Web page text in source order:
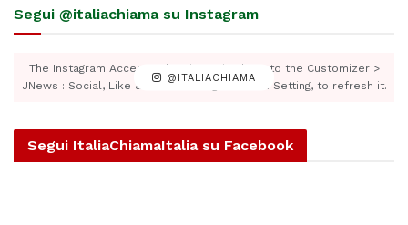
Segui @italiachiama su Instagram
@ITALIACHIAMA
The Instagram Access Token is expired, Go to the Customizer >
JNews : Social, Like & View > Instagram Feed Setting, to refresh it.
Segui ItaliaChiamaItalia su Facebook